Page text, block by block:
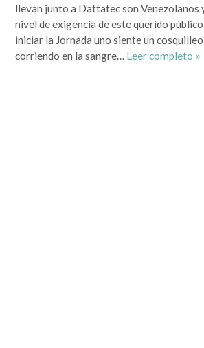
MI HISTORIA
Guillermo Tornatore
Nací un 30 de octubre de 1966 cuando este mundo era muy
que se lo mire, era un mundo más sencillo y más redondo, donde
la llegada de la información era grande. Por si fuera poco, hasta
llevan junto a Dattatec son Venezolanos
nivel de exigencia de este querido
iniciar la Jornada uno siente un
corriendo en la sangre… Leer completo »